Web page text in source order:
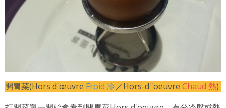
開胃菜(Hors d'œuvre Froid 冷／Hors-d''oeuvre Chaud 熱)